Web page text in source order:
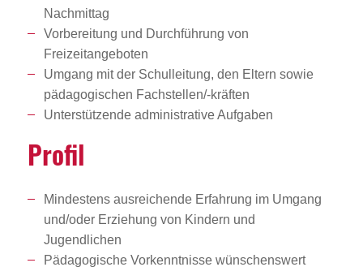
Nachmittag
Vorbereitung und Durchführung von
Freizeitangeboten
Umgang mit der Schulleitung, den Eltern sowie
pädagogischen Fachstellen/-kräften
Unterstützende administrative Aufgaben
Profil
Mindestens ausreichende Erfahrung im Umgang
und/oder Erziehung von Kindern und
Jugendlichen
Pädagogische Vorkenntnisse wünschenswert